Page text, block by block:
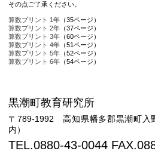
その点ご了承ください。
算数プリント 1年 （35ページ）
算数プリント 2年 （37ページ）
算数プリント 3年 （60ページ）
算数プリント 4年 （51ページ）
算数プリント 5年 （52ページ）
算数プリント 6年 （54ページ）
黒潮町教育研究所
〒789-1992 高知県幡多郡黒潮町入
内）
TEL.0880-43-0044